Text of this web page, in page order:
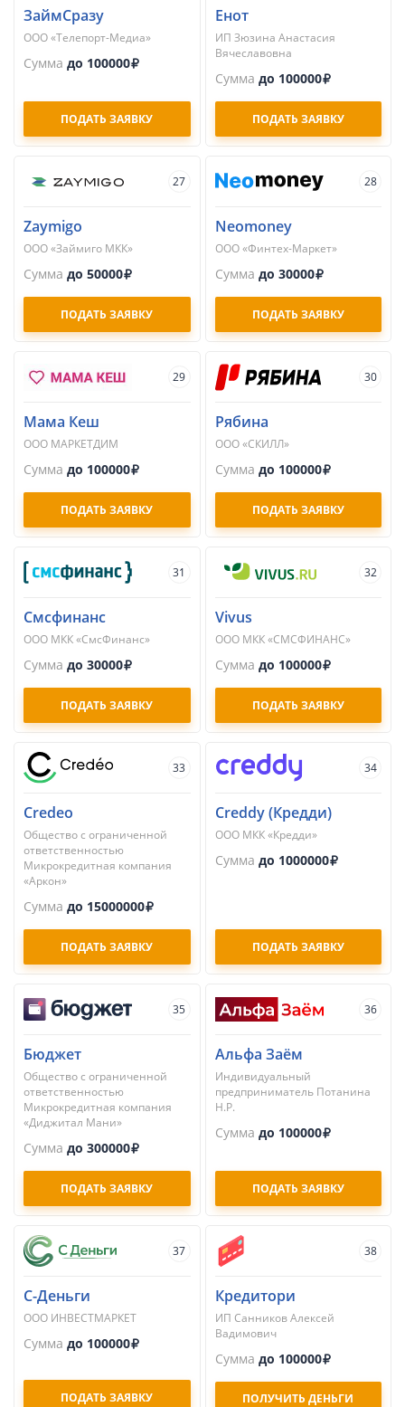
ЗаймСразу
ООО «Телепорт-Медиа»
Сумма до 100000
ПОДАТЬ ЗАЯВКУ
Енот
ИП Зюзина Анастасия
Вячеславовна
Сумма до 100000
ПОДАТЬ ЗАЯВКУ
27
Zaymigo
ООО «Займиго МКК»
Сумма до 50000
ПОДАТЬ ЗАЯВКУ
28
Neomoney
ООО «Финтех-Маркет»
Сумма до 30000
ПОДАТЬ ЗАЯВКУ
29
Мама Кеш
ООО МАРКЕТДИМ
Сумма до 100000
ПОДАТЬ ЗАЯВКУ
30
Рябина
ООО «СКИЛЛ»
Сумма до 100000
ПОДАТЬ ЗАЯВКУ
31
Смсфинанс
ООО МКК «СмсФинанс»
Сумма до 30000
ПОДАТЬ ЗАЯВКУ
32
Vivus
ООО МКК «СМСФИНАНС»
Сумма до 100000
ПОДАТЬ ЗАЯВКУ
33
Credeo
Общество с ограниченной
ответственностью
Микрокредитная компания
«Аркон»
Сумма до 15000000
ПОДАТЬ ЗАЯВКУ
34
Creddy (Кредди)
ООО МКК «Кредди»
Сумма до 1000000
ПОДАТЬ ЗАЯВКУ
35
Бюджет
Общество с ограниченной
ответственностью
Микрокредитная компания
«Диджитал Мани»
Сумма до 300000
ПОДАТЬ ЗАЯВКУ
36
Альфа Заём
Индивидуальный
предприниматель Потанина
Н.Р.
Сумма до 100000
ПОДАТЬ ЗАЯВКУ
37
С-Деньги
ООО ИНВЕСТМАРКЕТ
Сумма до 100000
ПОДАТЬ ЗАЯВКУ
38
Кредитори
ИП Санников Алексей
Вадимович
Сумма до 100000
ПОЛУЧИТЬ ДЕНЬГИ